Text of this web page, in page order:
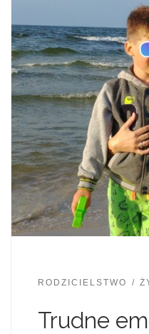
RODZICIELSTWO
Trudne